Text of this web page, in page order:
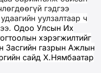
гэдгээ
уулзалтаар ч
Одоо Улсын Их
хэрэгжилтийг
Засгийн газрын Ажлын
сайд Х.Нямбаатар